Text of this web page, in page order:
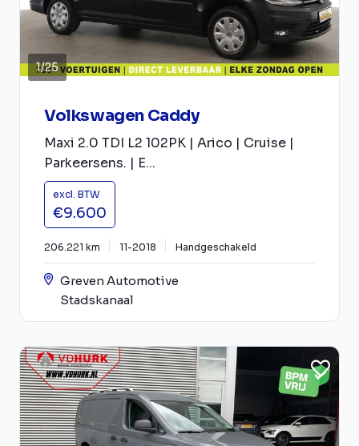
1/25
Volkswagen Caddy
Maxi 2.0 TDI L2 102PK | Arico | Cruise |
Parkeersens. | E...
excl. BTW
€9.600
206.221 km 11-2018 Handgeschakeld
Greven Automotive
Stadskanaal